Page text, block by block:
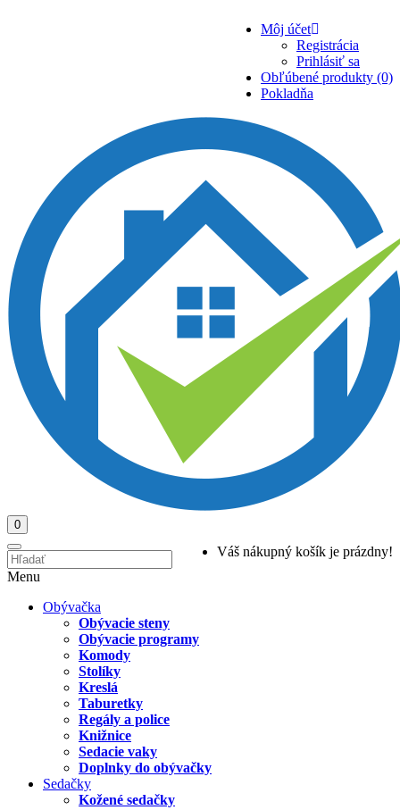
Môj účet
Registrácia
Prihlásiť sa
Obľúbené produkty (0)
Pokladňa
0
Váš nákupný košík je prázdny!
Menu
Obývačka
Obývacie steny
Obývacie programy
Komody
Stolíky
Kreslá
Taburetky
Regály a police
Knižnice
Sedacie vaky
Doplnky do obývačky
Sedačky
Kožené sedačky